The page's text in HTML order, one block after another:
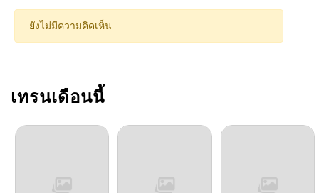
ตอนที่ 57 09/20/2025
ตอนที่ 55
ตอนที่ 54
ยังไม่มีความคิดเห็น
เทรนเดือนนี้